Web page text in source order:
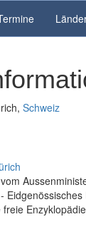
Schweiz
freie